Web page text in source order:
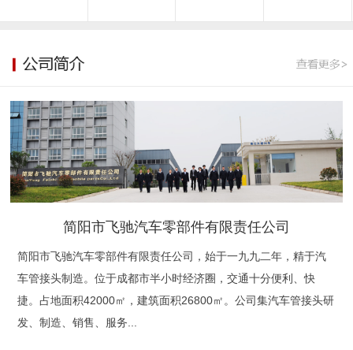
简阳市飞驰汽车零部件有限责任公司
简阳市飞驰汽车零部件有限责任公司，始于一九九二年，精于汽
车管接头制造。位于成都市半小时经济圈，交通十分便利、快
捷。占地面积42000㎡，建筑面积26800㎡。公司集汽车管接头研
发、制造、销售、服务...